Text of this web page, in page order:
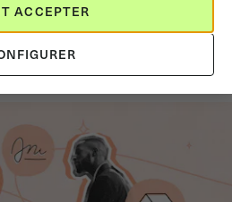
signature de l’acte
immobilier
ACCEPTER